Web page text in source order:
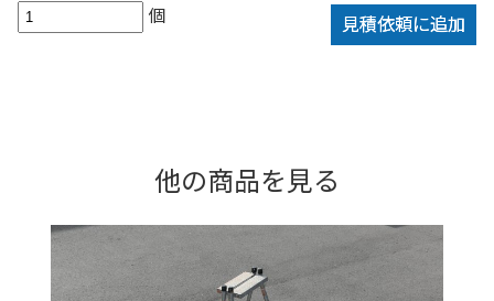
個 見積依頼に追加
他の商品を見る